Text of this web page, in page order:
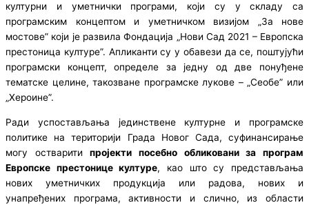
културни и уметнички програми, који су у складу са
програмским концептом и уметничком визијом „За нове
мостове” који је развила Фондација „Нови Сад 2021 – Европска
престоница културе”. Апликанти су у обавези да се, поштујући
програмски концепт, определе за једну од две понуђене
тематске целине, такозване програмске лукове – „Сеобе” или
„Хероине”.
Ради успостављања јединствене културне и програмске
политике на територији Града Новог Сада, суфинансирање
могу остваритипројекти посебно обликовани за програм
Европске престонице културе, као што су представљања
нових уметничких продукција или радова, нових и
унапређених програма, активности и слично, из области